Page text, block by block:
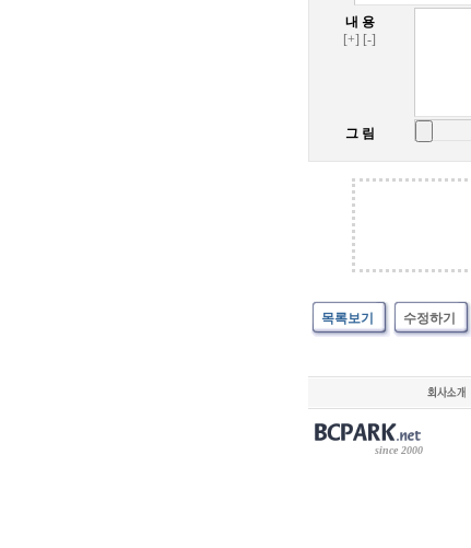
내 용
[+] [-]
그 림
목록보기 수정하기
since 2000